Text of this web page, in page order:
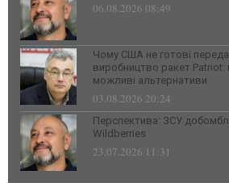
06.08.2026 08:49
Чому США не готові
виробництво ракет Patriot:
можливі альтернативи
03.08.2026 20:24
Перспектива: ЗСУ
Wildberries
23.07.2026 11:31